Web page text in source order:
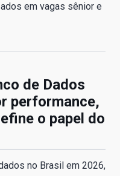
em vagas sênior e
de Dados
performance,
o papel do
no Brasil em 2026,